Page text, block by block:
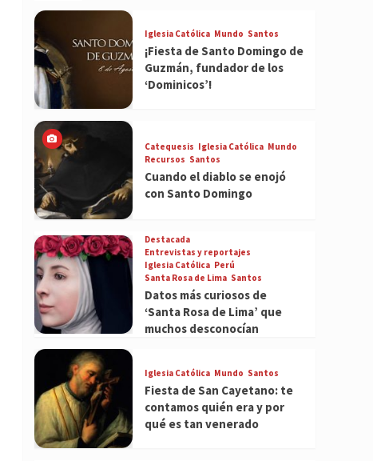
Iglesia Católica Mundo Santos
¡Fiesta de Santo Domingo de
Guzmán, fundador de los
‘Dominicos’!
Catequesis Iglesia Católica Mundo
Recursos Santos
Cuando el diablo se enojó
con Santo Domingo
Destacada
Entrevistas y reportajes
Iglesia Católica Perú
Santa Rosa de Lima Santos
Datos más curiosos de
‘Santa Rosa de Lima’ que
muchos desconocían
Iglesia Católica Mundo Santos
Fiesta de San Cayetano: te
contamos quién era y por
qué es tan venerado